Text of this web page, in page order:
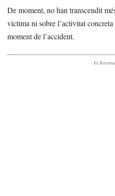
De moment, no han transcendit
víctima ni sobre l’activitat
moment de l’accident.
- Et